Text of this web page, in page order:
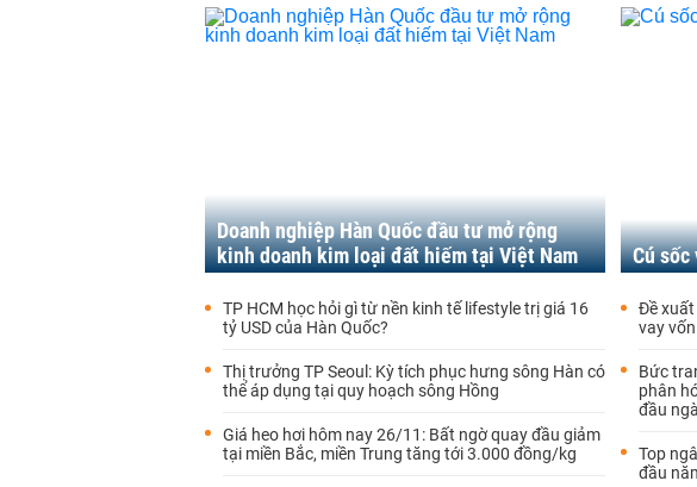
Doanh nghiệp Hàn Quốc đầu tư mở rộng
kinh doanh kim loại đất hiếm tại Việt Nam
TP HCM học hỏi gì từ nền kinh tế lifestyle trị giá 16
tỷ USD của Hàn Quốc?
Thị trưởng TP Seoul: Kỳ tích phục hưng sông Hàn có
thể áp dụng tại quy hoạch sông Hồng
Giá heo hơi hôm nay 26/11: Bất ngờ quay đầu giảm
tại miền Bắc, miền Trung tăng tới 3.000 đồng/kg
Cú sốc
Đề xuất
vay
Bức
phân
đầu
Top
đầu